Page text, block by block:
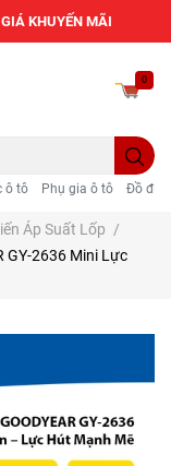
ô tô Phụ gia ô tô Đồ
0
Áp Suất Lốp /
GY-2636 Mini Lực
KHUYẾN MÃI